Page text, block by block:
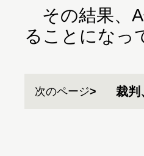
その結果、
ることになっ
次のページ 裁判